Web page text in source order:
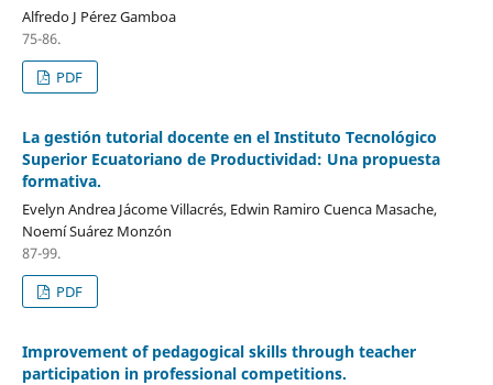
Alfredo J Pérez Gamboa
75-86.
PDF
La gestión tutorial docente en el Instituto Tecnológico
Superior Ecuatoriano de Productividad: Una propuesta
formativa.
Evelyn Andrea Jácome Villacrés, Edwin Ramiro Cuenca Masache,
Noemí Suárez Monzón
87-99.
PDF
Improvement of pedagogical skills through teacher
participation in professional competitions.